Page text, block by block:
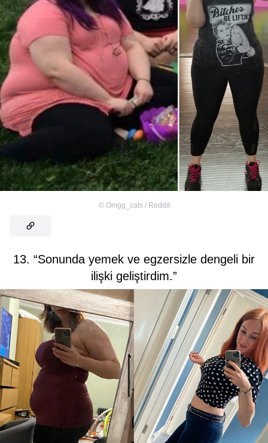
© Omgg_cats / Reddit
13. “Sonunda yemek ve egzersizle dengeli bir
ilişki geliştirdim.”